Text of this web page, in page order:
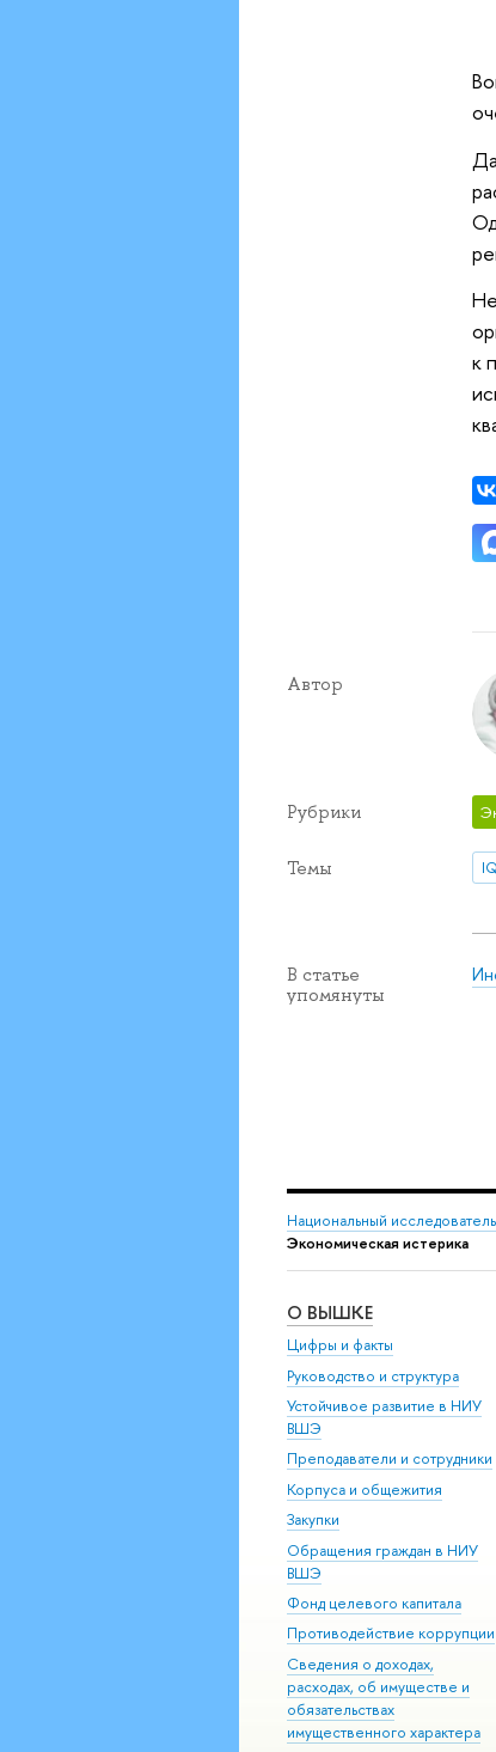
к
Автор
Рубрики
Темы IQ
В статье
упомянуты
Национальный
Экономическая истерика
О ВЫШКЕ
Цифры и факты
Руководство и структура
Устойчивое развитие в НИУ
ВШЭ
Преподаватели и сотрудники
Корпуса и общежития
Закупки
Обращения граждан в НИУ
ВШЭ
Фонд целевого капитала
Противодействие коррупции
Сведения о доходах,
расходах, об имуществе и
обязательствах
имущественного характера